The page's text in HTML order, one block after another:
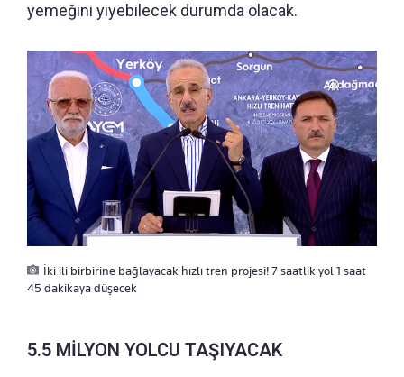
yemeğini yiyebilecek durumda olacak.
İki ili birbirine bağlayacak hızlı tren projesi! 7 saatlik yol 1 saat
45 dakikaya düşecek
5.5 MİLYON YOLCU TAŞIYACAK